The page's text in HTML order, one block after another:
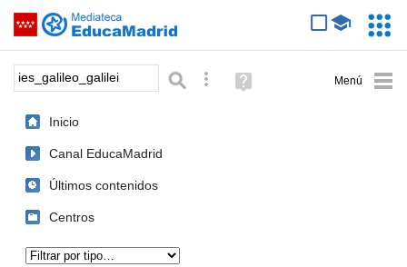
Saltar navegación
Palabra o frase: Búsqueda avanzada
Ayuda
(en
Inicio
Canal EducaMadrid
Últimos contenidos
Centros